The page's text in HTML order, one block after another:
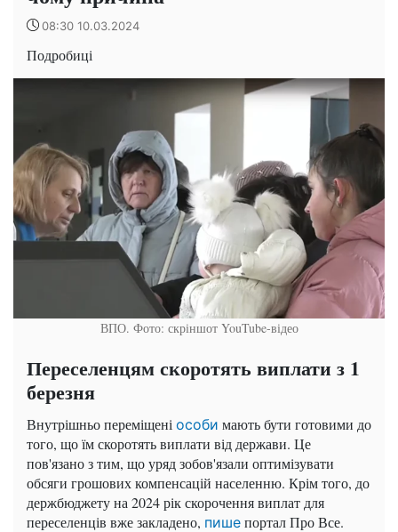
08:30 10.03.2024
Подробиці
ВПО. Фото: скріншот YouTube-відео
Переселенцям скоротять виплати з 1
березня
Внутрішньо переміщені особи мають бути готовими до
того, що їм скоротять виплати від держави. Це
пов'язано з тим, що уряд зобов'язали оптимізувати
обсяги грошових компенсацій населенню. Крім того, до
держбюджету на 2024 рік скорочення виплат для
переселенців вже закладено, пише портал Про Все.